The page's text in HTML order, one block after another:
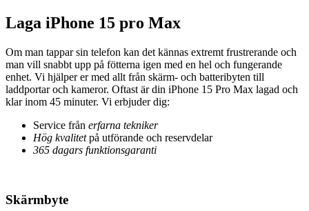
Laga iPhone 15 pro Max
Om man tappar sin telefon kan det kännas extremt frustrerande och
man vill snabbt upp på fötterna igen med en hel och fungerande
enhet. Vi hjälper er med allt från skärm- och batteribyten till
laddportar och kameror. Oftast är din iPhone 15 Pro Max lagad och
klar inom 45 minuter. Vi erbjuder dig:
Service från erfarna tekniker
Hög kvalitetpå utförande och reservdelar
365 dagars funktionsgaranti
Skärmbyte